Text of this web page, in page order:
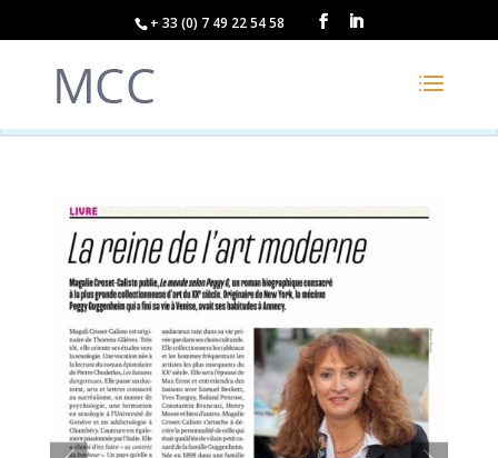
+ 33 (0) 7 49 22 54 58